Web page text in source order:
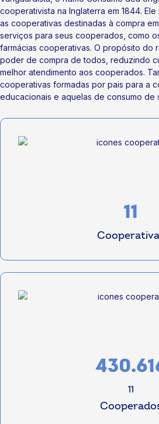
firmes nesse propósito, porque
desenvolvimento verdadeiro sem
finaliza Camillo. A cooperativa realiza diversas ações voltadas ao
desenvolvimento regional, sempre
desenvolvimento dos cooperados e
atua. Com o lançamento do Papo
conhecer mais de perto tudo o que
instituição. Ouça agora mesmo:Acesse:
youtube.com/@SicoobCrediaucOficial Fonte: Assessoria de
Comunicação Sicoob Crediauc.
cooperativista na Inglaterra em 1844.
as cooperativas destinadas à compra
serviços para seus cooperados, como
farmácias cooperativas. O propósito do
poder de compra de todos, reduzindo
melhor atendimento aos cooperados.
cooperativas formadas por pais para a
educacionais e aquelas de consumo de
11
11